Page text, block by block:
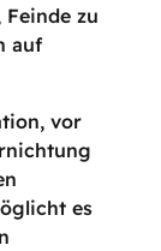
zu
auf
vor
es